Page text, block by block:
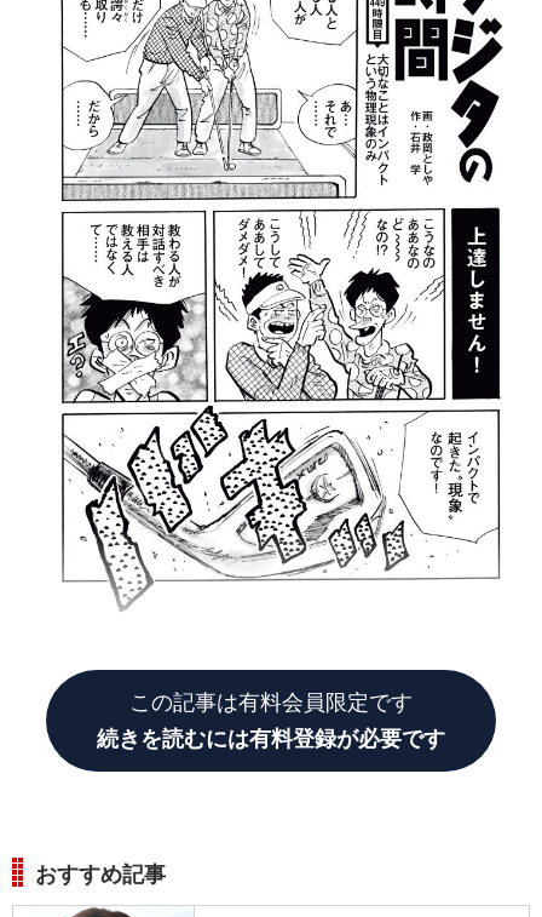
この記事は有料会員限定です
続きを読むには有料登録が必要です
おすすめ記事